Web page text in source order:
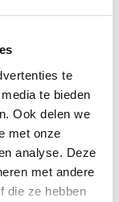
te
te bieden
Ook delen we
met onze
analyse. Deze
met andere
die ze hebben